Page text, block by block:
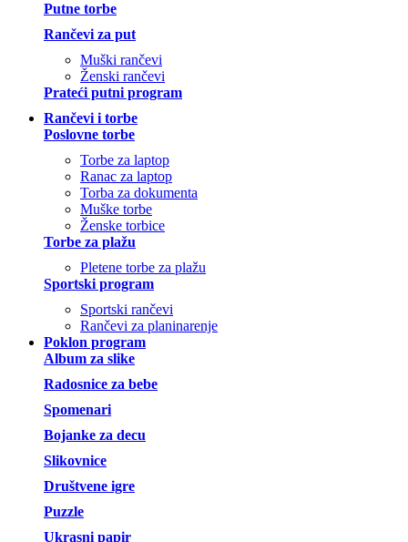
Putne torbe
Rančevi za put
Muški rančevi
Ženski rančevi
Prateći putni program
Rančevi i torbe
Poslovne torbe
Torbe za laptop
Ranac za laptop
Torba za dokumenta
Muške torbe
Ženske torbice
Torbe za plažu
Pletene torbe za plažu
Sportski program
Sportski rančevi
Rančevi za planinarenje
Poklon program
Album za slike
Radosnice za bebe
Spomenari
Bojanke za decu
Slikovnice
Društvene igre
Puzzle
Ukrasni papir